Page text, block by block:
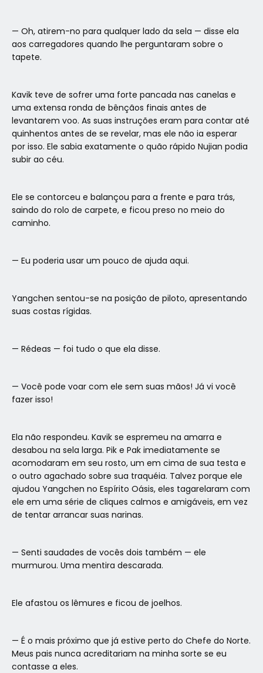
— Oh, atirem-no para qualquer lado da sela — disse ela
aos carregadores quando lhe perguntaram sobre o
tapete.
Kavik teve de sofrer uma forte pancada nas canelas e
uma extensa ronda de bênçãos finais antes de
levantarem voo. As suas instruções eram para contar até
quinhentos antes de se revelar, mas ele não ia esperar
por isso. Ele sabia exatamente o quão rápido Nujian podia
subir ao céu.
Ele se contorceu e balançou para a frente e para trás,
saindo do rolo de carpete, e ficou preso no meio do
caminho.
— Eu poderia usar um pouco de ajuda aqui.
Yangchen sentou-se na posição de piloto, apresentando
suas costas rígidas.
— Rédeas — foi tudo o que ela disse.
— Você pode voar com ele sem suas mãos! Já vi você
fazer isso!
Ela não respondeu. Kavik se espremeu na amarra e
desabou na sela larga. Pik e Pak imediatamente se
acomodaram em seu rosto, um em cima de sua testa e
o outro agachado sobre sua traquéia. Talvez porque ele
ajudou Yangchen no Espírito Oásis, eles tagarelaram com
ele em uma série de cliques calmos e amigáveis, em vez
de tentar arrancar suas narinas.
— Senti saudades de vocês dois também — ele
murmurou. Uma mentira descarada.
Ele afastou os lêmures e ficou de joelhos.
— É o mais próximo que já estive perto do Chefe do Norte.
Meus pais nunca acreditariam na minha sorte se eu
contasse a eles.